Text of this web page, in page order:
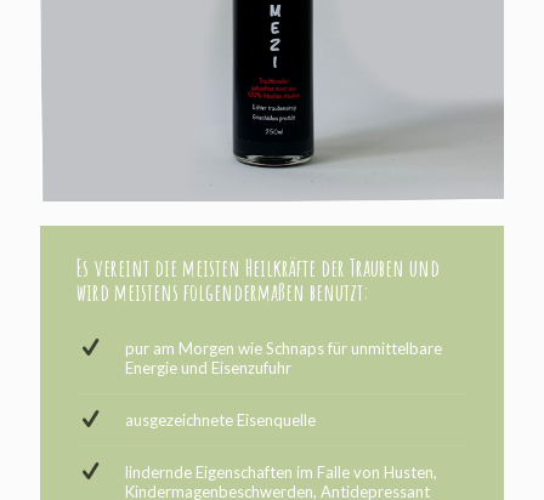
Es vereint die meisten Heilkräfte der Trauben und
wird meistens folgendermaßen benutzt:
pur am Morgen wie Schnaps für unmittelbare
Energie und Eisenzufuhr
ausgezeichnete Eisenquelle
lindernde Eigenschaften im Falle von Husten,
Kindermagenbeschwerden, Antidepressant